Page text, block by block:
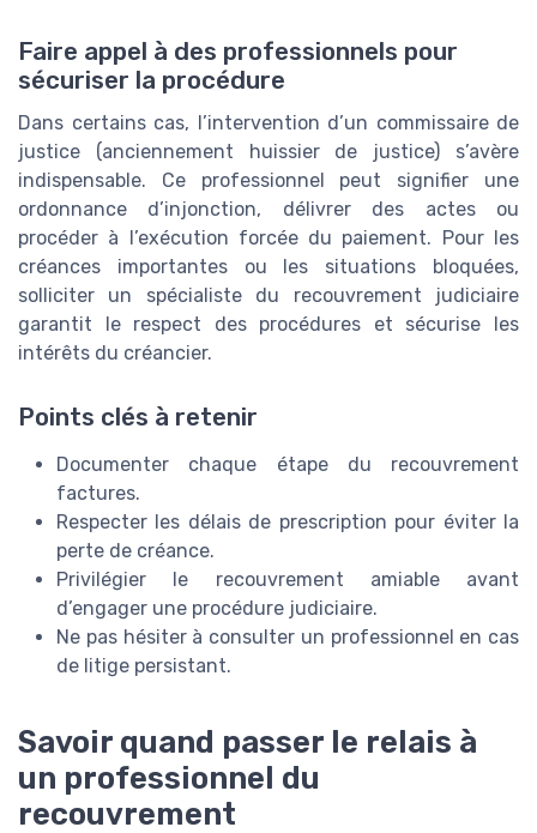
Faire appel à des professionnels pour
sécuriser la procédure
Dans certains cas, l’intervention d’un commissaire de
justice (anciennement huissier de justice) s’avère
indispensable. Ce professionnel peut signifier une
ordonnance d’injonction, délivrer des actes ou
procéder à l’exécution forcée du paiement. Pour les
créances importantes ou les situations bloquées,
solliciter un spécialiste du recouvrement judiciaire
garantit le respect des procédures et sécurise les
intérêts du créancier.
Points clés à retenir
Documenter chaque étape du recouvrement
factures.
Respecter les délais de prescription pour éviter la
perte de créance.
Privilégier le recouvrement amiable avant
d’engager une procédure judiciaire.
Ne pas hésiter à consulter un professionnel en cas
de litige persistant.
Savoir quand passer le relais à
un professionnel du
recouvrement